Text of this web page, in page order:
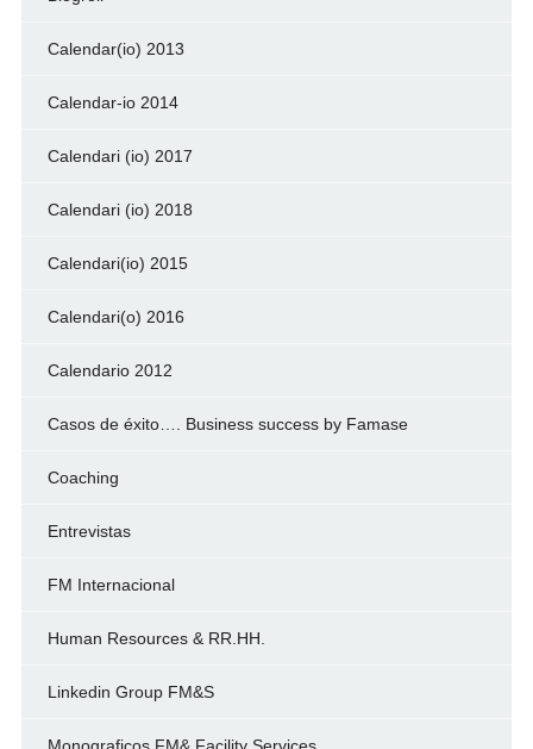
Calendar(io) 2013
Calendar-io 2014
Calendari (io) 2017
Calendari (io) 2018
Calendari(io) 2015
Calendari(o) 2016
Calendario 2012
Casos de éxito…. Business success by Famase
Coaching
Entrevistas
FM Internacional
Human Resources & RR.HH.
Linkedin Group FM&S